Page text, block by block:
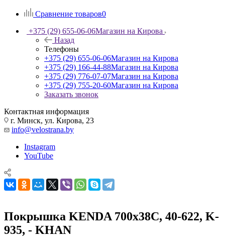
Сравнение товаров0
+375 (29) 655-06-06Магазин на Кирова
Назад
Телефоны
+375 (29) 655-06-06Магазин на Кирова
+375 (29) 166-44-88Магазин на Кирова
+375 (29) 776-07-07Магазин на Кирова
+375 (29) 755-20-60Магазин на Кирова
Заказать звонок
Контактная информация
г. Минск, ул. Кирова, 23
info@velostrana.by
Instagram
YouTube
Покрышка KENDA 700x38C, 40-622, K-
935, - KHAN